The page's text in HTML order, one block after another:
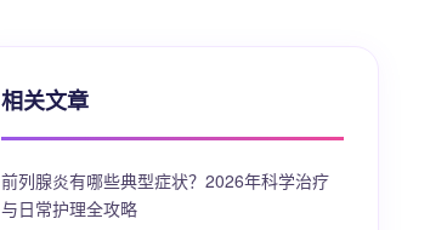
相关文章
前列腺炎有哪些典型症状？2026年科学治疗
与日常护理全攻略